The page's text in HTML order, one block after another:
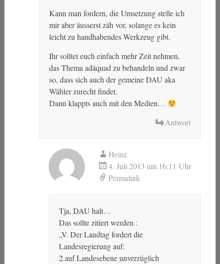
Kann man fordern, die Umsetzung stelle ich
mir aber äusserst zäh vor, solange es kein
leicht zu handhabendes Werkzeug gibt.
Ihr solltet euch einfach mehr Zeit nehmen,
das Thema adäquad zu behandeln und zwar
so, dass sich auch der gemeine DAU aka
Wähler zurecht findet.
Dann klappts auch mit den Medien…
Antwort
Heinz
4. Juli 2013 um 16:11 Uhr
Permalink
Tja, DAU halt…
Das sollte zitiert werden :
„V. Der Landtag fordert die
Landesregierung auf:
2.auf Landesebene unverzüglich